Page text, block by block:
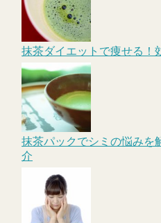
抹茶ダイエットで痩せる！
抹茶パックでシミの悩みを
介